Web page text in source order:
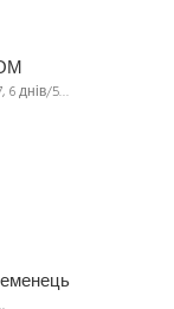
6 днів/5…